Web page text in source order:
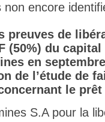
non encore
preuves de
(50%) du
en
de l’étude de
le prêt
S.A pour la